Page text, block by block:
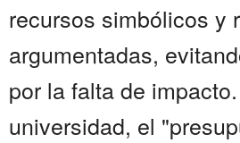
recursos simbólicos y
argumentadas,
por la falta de
universidad, el